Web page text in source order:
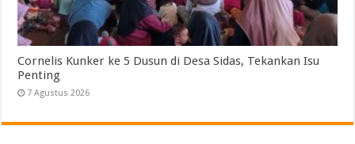
Cornelis Kunker ke 5 Dusun di Desa Sidas, Tekankan Isu
Penting
7 Agustus 2026